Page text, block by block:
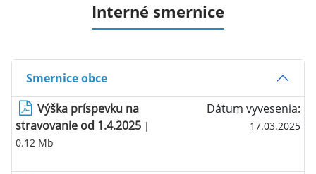
Interné smernice
Smernice obce
Výška príspevku na
stravovanie od 1.4.2025 |
0.12 Mb
Dátum vyvesenia:
17.03.2025